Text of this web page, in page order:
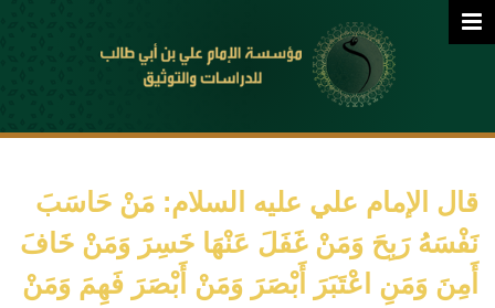
قال الإمام علي عليه السلام: مَنْ حَاسَبَ
نَفْسَهُ رَبِحَ وَمَنْ غَفَلَ عَنْهَا خَسِرَ وَمَنْ خَافَ
أَمِنَ وَمَنِ اعْتَبَرَ أَبْصَرَ وَمَنْ أَبْصَرَ فَهِمَ وَمَنْ